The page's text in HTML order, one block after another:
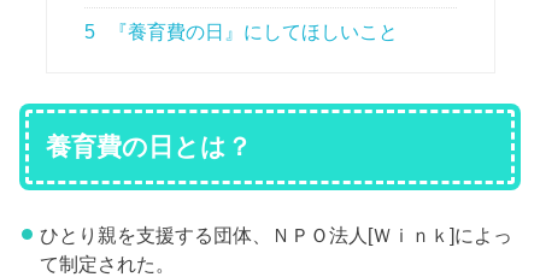
5 『養育費の日』にしてほしいこと
養育費の日とは？
ひとり親を支援する団体、ＮＰＯ法人[Ｗｉｎｋ]によっ
て制定された。